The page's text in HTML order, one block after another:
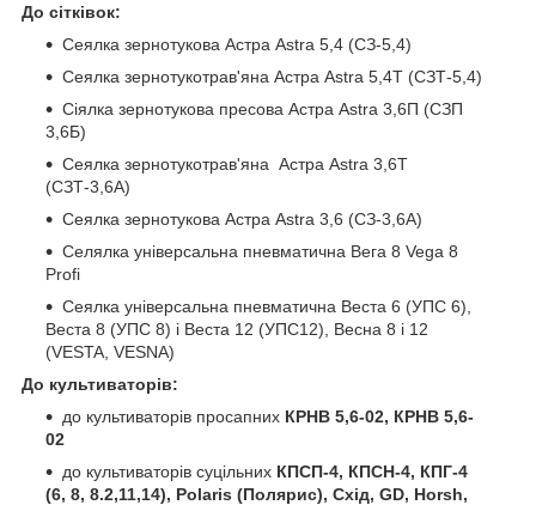
До сітківок:
Сеялка зернотукова Астра Astra 5,4 (СЗ-5,4)
Сеялка зернотукотрав'яна Астра Astra 5,4Т (СЗТ-5,4)
Сіялка зернотукова пресова Астра Astra 3,6П (СЗП
3,6Б)
Сеялка зернотукотрав'яна Астра Astra 3,6Т
(СЗТ-3,6А)
Сеялка зернотукова Астра Astra 3,6 (СЗ-3,6А)
Селялка універсальна пневматична Вега 8 Vega 8
Profi
Сеялка універсальна пневматична Веста 6 (УПС 6),
Веста 8 (УПС 8) і Веста 12 (УПС12), Весна 8 і 12
(VESTA, VESNA)
До культиваторів:
до культиваторів просапних КРНВ 5,6-02, КРНВ 5,6-
02
до культиваторів суцільних КПСП-4, КПСН-4, КПГ-4
(6, 8, 8.2,11,14), Polaris (Полярис), Схід, GD, Horsh,